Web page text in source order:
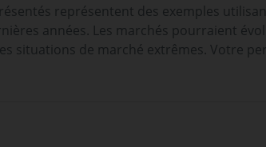
représentent des exemples
années. Les marchés pourraient
situations de marché extrêmes. Votre